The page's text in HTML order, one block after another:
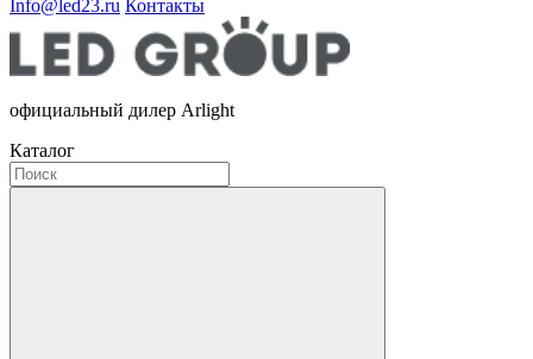
Info@led23.ru Контакты
официальный дилер Arlight
Каталог